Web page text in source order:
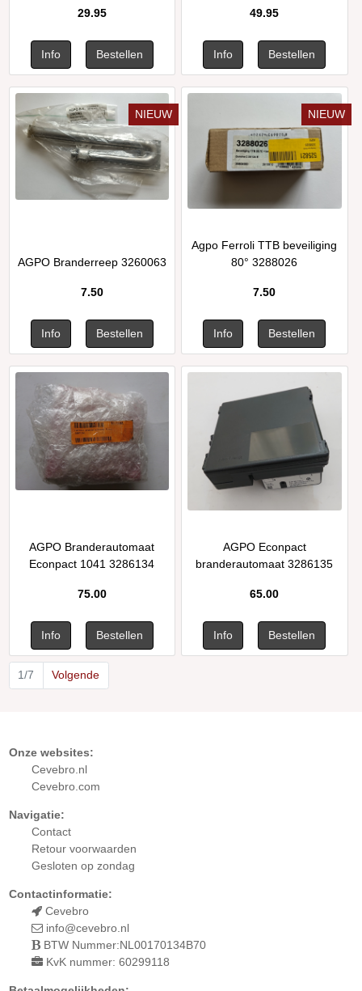
29.95 49.95
NIEUW
AGPO Branderreep 3260063
7.50
NIEUW
Agpo Ferroli TTB beveiliging
80° 3288026
7.50
AGPO Branderautomaat
Econpact 1041 3286134
75.00
AGPO Econpact
branderautomaat 3286135
65.00
1/7 Volgende
Onze websites:
Cevebro.nl
Cevebro.com
Navigatie:
Contact
Retour voorwaarden
Gesloten op zondag
Contactinformatie:
Cevebro
info@cevebro.nl
BTW Nummer:NL00170134B70
KvK nummer: 60299118